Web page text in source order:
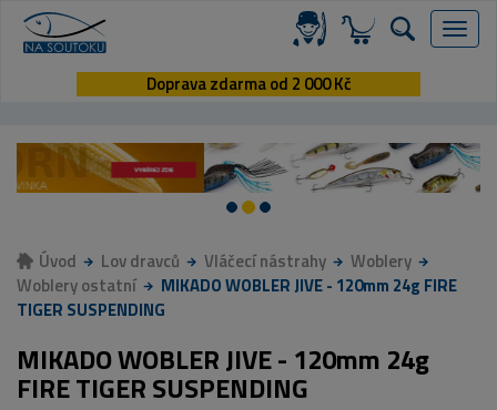
Menu
Doprava zdarma od 2 000 Kč
Úvod Lov dravců Vláčecí nástrahy
Woblery
Woblery ostatní
MIKADO WOBLER JIVE - 120mm 24g FIRE
TIGER SUSPENDING
MIKADO WOBLER JIVE - 120mm 24g
FIRE TIGER SUSPENDING